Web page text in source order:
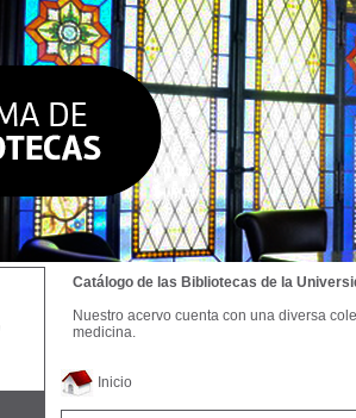
Inicio
Catálogo de las Bibliotecas de la
Nuestro acervo cuenta con una diversa
medicina.